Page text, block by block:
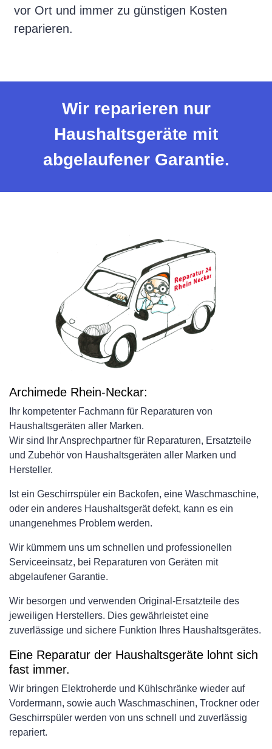
vor Ort und immer zu günstigen Kosten
reparieren.
Wir reparieren nur
Haushaltsgeräte mit
abgelaufener Garantie.
Archimede Rhein-Neckar:
Ihr kompetenter Fachmann für Reparaturen von
Haushaltsgeräten aller Marken.
Wir sind Ihr Ansprechpartner für Reparaturen, Ersatzteile
und Zubehör von Haushaltsgeräten aller Marken und
Hersteller.
Ist ein Geschirrspüler ein Backofen, eine Waschmaschine,
oder ein anderes Haushaltsgerät defekt, kann es ein
unangenehmes Problem werden.
Wir kümmern uns um schnellen und professionellen
Serviceeinsatz, bei Reparaturen von Geräten mit
abgelaufener Garantie.
Wir besorgen und verwenden Original-Ersatzteile des
jeweiligen Herstellers. Dies gewährleistet eine
zuverlässige und sichere Funktion Ihres Haushaltsgerätes.
Eine Reparatur der Haushaltsgeräte lohnt sich
fast immer.
Wir bringen Elektroherde und Kühlschränke wieder auf
Vordermann, sowie auch Waschmaschinen, Trockner oder
Geschirrspüler werden von uns schnell und zuverlässig
repariert.